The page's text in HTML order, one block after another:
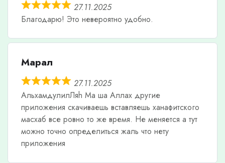
27.11.2025
Благодарю! Это невероятно удобно.
Марал
27.11.2025
АльхамдулилЛяh Ма ша Аллах другие
приложения скачиваешь вставляешь ханафитского
масхаб все ровно то же время. Не меняется а тут
можно точно определиться жаль что нету
приложения